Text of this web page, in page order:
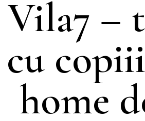
Vila7 –
cu
home